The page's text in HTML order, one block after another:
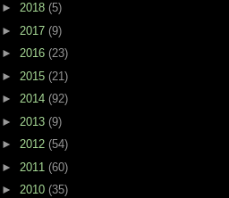
► 2018 (5)
► 2017 (9)
► 2016 (23)
► 2015 (21)
► 2014 (92)
► 2013 (9)
► 2012 (54)
► 2011 (60)
► 2010 (35)